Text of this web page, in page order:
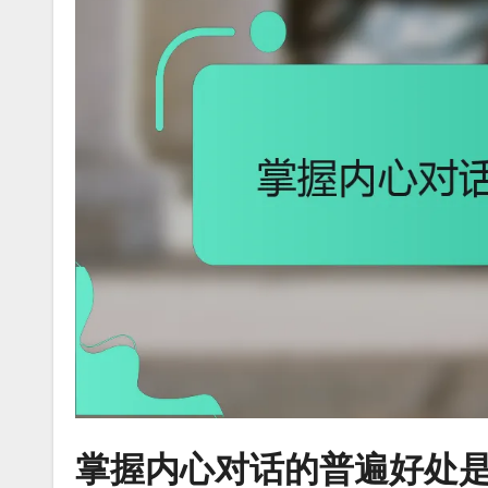
掌握内心对话的普遍好处